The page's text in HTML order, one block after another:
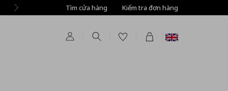
Tìm cửa hàng Kiểm tra đơn hàng